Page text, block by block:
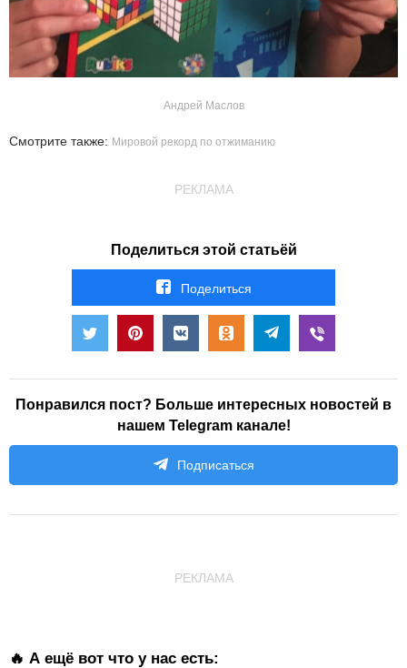
Андрей Маслов
Смотрите также: Мировой рекорд по отжиманию
РЕКЛАМА
Поделиться этой статьёй
Поделиться
Понравился пост? Больше интересных новостей в
нашем Telegram канале!
Подписаться
РЕКЛАМА
🔥 А ещё вот что у нас есть: